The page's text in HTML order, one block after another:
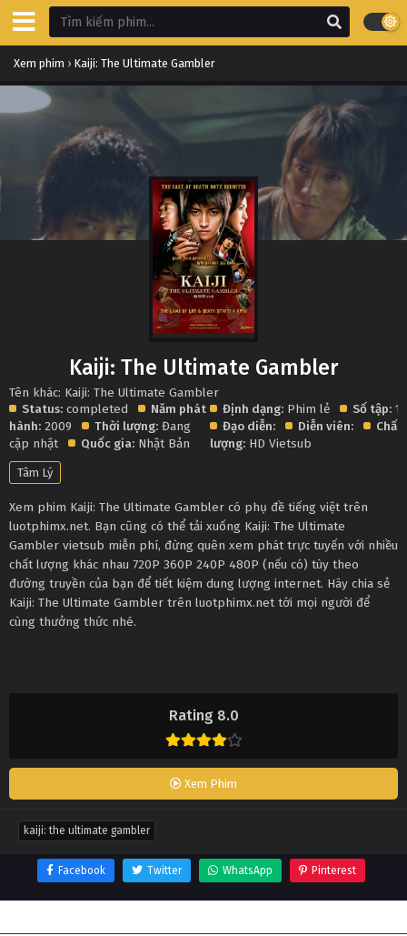
Xem phim › Kaiji: The Ultimate Gambler
Rating 8.0
Xem Phim
Kaiji: The Ultimate Gambler
Tên khác: Kaiji: The Ultimate Gambler
Status: completed
Năm phát
hành: 2009 Thời lượng: Đang
cập nhật
Quốc gia: Nhật Bản
Định dạng: Phim lẻ Số tập: 1
Đạo diễn:
Diễn viên:
Chất
lượng: HD Vietsub
Tâm Lý
Xem phim Kaiji: The Ultimate Gambler có phụ đề tiếng việt trên
luotphimx.net. Bạn cũng có thể tải xuống Kaiji: The Ultimate
Gambler vietsub miễn phí, đừng quên xem phát trực tuyến với nhiều
chất lượng khác nhau 720P 360P 240P 480P (nếu có) tùy theo
đường truyền của bạn để tiết kiệm dung lượng internet. Hãy chia sẻ
Kaiji: The Ultimate Gambler trên luotphimx.net tới mọi người để
cùng thưởng thức nhé.
kaiji: the ultimate gambler
Facebook Twitter WhatsApp Pinterest